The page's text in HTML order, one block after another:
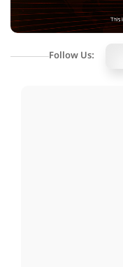
Follow Us: